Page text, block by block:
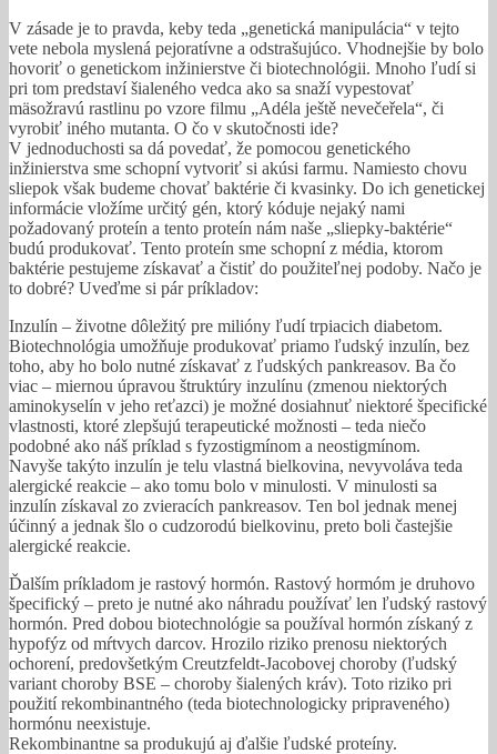
V zásade je to pravda, keby teda „genetická manipulácia“ v tejto
vete nebola myslená pejoratívne a odstrašujúco. Vhodnejšie by bolo
hovoriť o genetickom inžinierstve či biotechnológii. Mnoho ľudí si
pri tom predstaví šialeného vedca ako sa snaží vypestovať
mäsožravú rastlinu po vzore filmu „Adéla ještě nevečeřela“, či
vyrobiť iného mutanta. O čo v skutočnosti ide?
V jednoduchosti sa dá povedať, že pomocou genetického
inžinierstva sme schopní vytvoriť si akúsi farmu. Namiesto chovu
sliepok však budeme chovať baktérie či kvasinky. Do ich genetickej
informácie vložíme určitý gén, ktorý kóduje nejaký nami
požadovaný proteín a tento proteín nám naše „sliepky-baktérie“
budú produkovať. Tento proteín sme schopní z média, ktorom
baktérie pestujeme získavať a čistiť do použiteľnej podoby. Načo je
to dobré? Uveďme si pár príkladov:
Inzulín – životne dôležitý pre milióny ľudí trpiacich diabetom.
Biotechnológia umožňuje produkovať priamo ľudský inzulín, bez
toho, aby ho bolo nutné získavať z ľudských pankreasov. Ba čo
viac – miernou úpravou štruktúry inzulínu (zmenou niektorých
aminokyselín v jeho reťazci) je možné dosiahnuť niektoré špecifické
vlastnosti, ktoré zlepšujú terapeutické možnosti – teda niečo
podobné ako náš príklad s fyzostigmínom a neostigmínom.
Navyše takýto inzulín je telu vlastná bielkovina, nevyvoláva teda
alergické reakcie – ako tomu bolo v minulosti. V minulosti sa
inzulín získaval zo zvieracích pankreasov. Ten bol jednak menej
účinný a jednak šlo o cudzorodú bielkovinu, preto boli častejšie
alergické reakcie.
Ďalším príkladom je rastový hormón. Rastový hormóm je druhovo
špecifický – preto je nutné ako náhradu používať len ľudský rastový
hormón. Pred dobou biotechnológie sa používal hormón získaný z
hypofýz od mŕtvych darcov. Hrozilo riziko prenosu niektorých
ochorení, predovšetkým Creutzfeldt-Jacobovej choroby (ľudský
variant choroby BSE – choroby šialených kráv). Toto riziko pri
použití rekombinantného (teda biotechnologicky pripraveného)
hormónu neexistuje.
Rekombinantne sa produkujú aj ďalšie ľudské proteíny.